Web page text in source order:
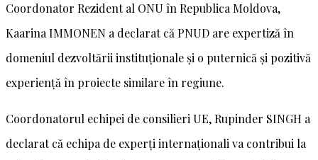
Coordonator Rezident al ONU în Republica Moldova,
Kaarina IMMONEN a declarat că PNUD are expertiză în
domeniul dezvoltării instituționale și o puternică și pozitivă
experiență în proiecte similare în regiune.
Coordonatorul echipei de consilieri UE, Rupinder SINGH a
declarat că echipa de experți internaționali va contribui la